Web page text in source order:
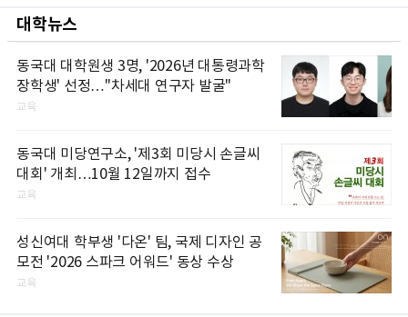
대학뉴스
동국대 대학원생 3명, '2026년 대통령과학
장학생' 선정…"차세대 연구자 발굴"
교육
동국대 미당연구소, '제3회 미당시 손글씨
대회' 개최…10월 12일까지 접수
교육
성신여대 학부생 '다온' 팀, 국제 디자인 공
모전 '2026 스파크 어워드' 동상 수상
교육